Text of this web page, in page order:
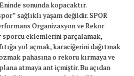
sonunda kopacaktır.
sağlıklı yaşam değildir. SPOR
Organizasyon ve Rekor
sporcu eklemlerini parçalamak,
yol açmak, karaciğerini dağıtmak
pahasına o rekoru kırmaya ve
atmaya ant içmiştir. Bu açıdan